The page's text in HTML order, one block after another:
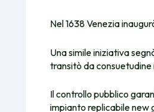
Nel 1638 Venezia
Una simile iniziativa
transitò da
Il controllo pubblico
impianto replicabile new